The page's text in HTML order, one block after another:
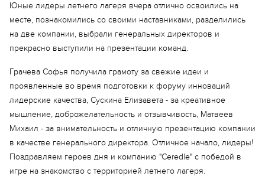
Еще 18 фото
Юные лидеры летнего лагеря вчера отлично освоились на
месте, познакомились со своими наставниками, разделились
на две компании, выбрали генеральных директоров и
прекрасно выступили на презентации команд.
Грачева Софья получила грамоту за свежие идеи и
проявленные во время подготовки к форуму инноваций
лидерские качества, Сускина Елизавета - за креативное
мышление, доброжелательность и отзывчивость, Матвеев
Михаил - за внимательность и отличную презентацию компании
в качестве генерального директора. Отличное начало, лидеры!
Поздравляем героев дня и компанию "Ceredle" с победой в
игре на знакомство с территорией летнего лагеря.